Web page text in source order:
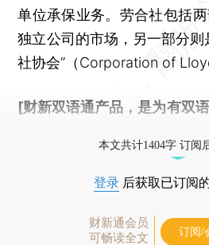
单位承保业务。劳合社包括
独立公司的市场，另一部分则
社协会”（Corporation of
[财新双语通产品，是为有双
本文共计1404字 订阅
登录 后获取已订阅
财新通会员
可畅读全文
订阅/